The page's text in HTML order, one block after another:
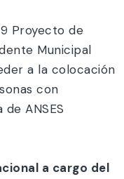
Proyecto de
Municipal
a la colocación
con
ANSES
a cargo del